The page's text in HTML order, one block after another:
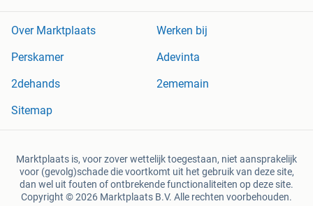
Over Marktplaats
Werken bij
Perskamer
Adevinta
2dehands
2ememain
Sitemap
Marktplaats is, voor zover wettelijk toegestaan, niet aansprakelijk
voor (gevolg)schade die voortkomt uit het gebruik van deze site,
dan wel uit fouten of ontbrekende functionaliteiten op deze site.
Copyright © 2026 Marktplaats B.V. Alle rechten voorbehouden.